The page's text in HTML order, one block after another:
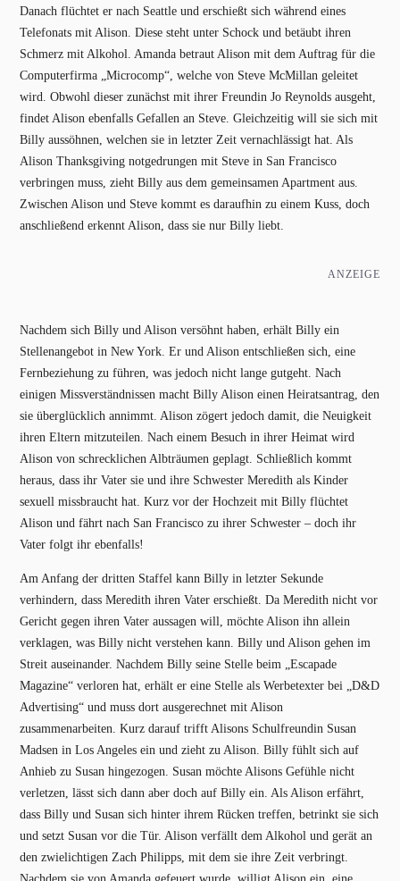
Danach flüchtet er nach Seattle und erschießt sich während eines
Telefonats mit Alison. Diese steht unter Schock und betäubt ihren
Schmerz mit Alkohol. Amanda betraut Alison mit dem Auftrag für die
Computerfirma „Microcomp“, welche von Steve McMillan geleitet
wird. Obwohl dieser zunächst mit ihrer Freundin Jo Reynolds ausgeht,
findet Alison ebenfalls Gefallen an Steve. Gleichzeitig will sie sich mit
Billy aussöhnen, welchen sie in letzter Zeit vernachlässigt hat. Als
Alison Thanksgiving notgedrungen mit Steve in San Francisco
verbringen muss, zieht Billy aus dem gemeinsamen Apartment aus.
Zwischen Alison und Steve kommt es daraufhin zu einem Kuss, doch
anschließend erkennt Alison, dass sie nur Billy liebt.
ANZEIGE
Nachdem sich Billy und Alison versöhnt haben, erhält Billy ein
Stellenangebot in New York. Er und Alison entschließen sich, eine
Fernbeziehung zu führen, was jedoch nicht lange gutgeht. Nach
einigen Missverständnissen macht Billy Alison einen Heiratsantrag, den
sie überglücklich annimmt. Alison zögert jedoch damit, die Neuigkeit
ihren Eltern mitzuteilen. Nach einem Besuch in ihrer Heimat wird
Alison von schrecklichen Albträumen geplagt. Schließlich kommt
heraus, dass ihr Vater sie und ihre Schwester Meredith als Kinder
sexuell missbraucht hat. Kurz vor der Hochzeit mit Billy flüchtet
Alison und fährt nach San Francisco zu ihrer Schwester – doch ihr
Vater folgt ihr ebenfalls!
Am Anfang der dritten Staffel kann Billy in letzter Sekunde
verhindern, dass Meredith ihren Vater erschießt. Da Meredith nicht vor
Gericht gegen ihren Vater aussagen will, möchte Alison ihn allein
verklagen, was Billy nicht verstehen kann. Billy und Alison gehen im
Streit auseinander. Nachdem Billy seine Stelle beim „Escapade
Magazine“ verloren hat, erhält er eine Stelle als Werbetexter bei „D&D
Advertising“ und muss dort ausgerechnet mit Alison
zusammenarbeiten. Kurz darauf trifft Alisons Schulfreundin Susan
Madsen in Los Angeles ein und zieht zu Alison. Billy fühlt sich auf
Anhieb zu Susan hingezogen. Susan möchte Alisons Gefühle nicht
verletzen, lässt sich dann aber doch auf Billy ein. Als Alison erfährt,
dass Billy und Susan sich hinter ihrem Rücken treffen, betrinkt sie sich
und setzt Susan vor die Tür. Alison verfällt dem Alkohol und gerät an
den zwielichtigen Zach Philipps, mit dem sie ihre Zeit verbringt.